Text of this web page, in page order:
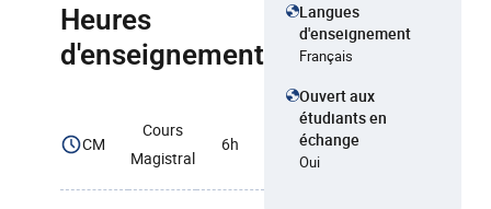
Heures
d'enseignement
CM
Cours
Magistral
6h
Langues
d'enseignement
Français
Ouvert aux
étudiants en
échange
Oui